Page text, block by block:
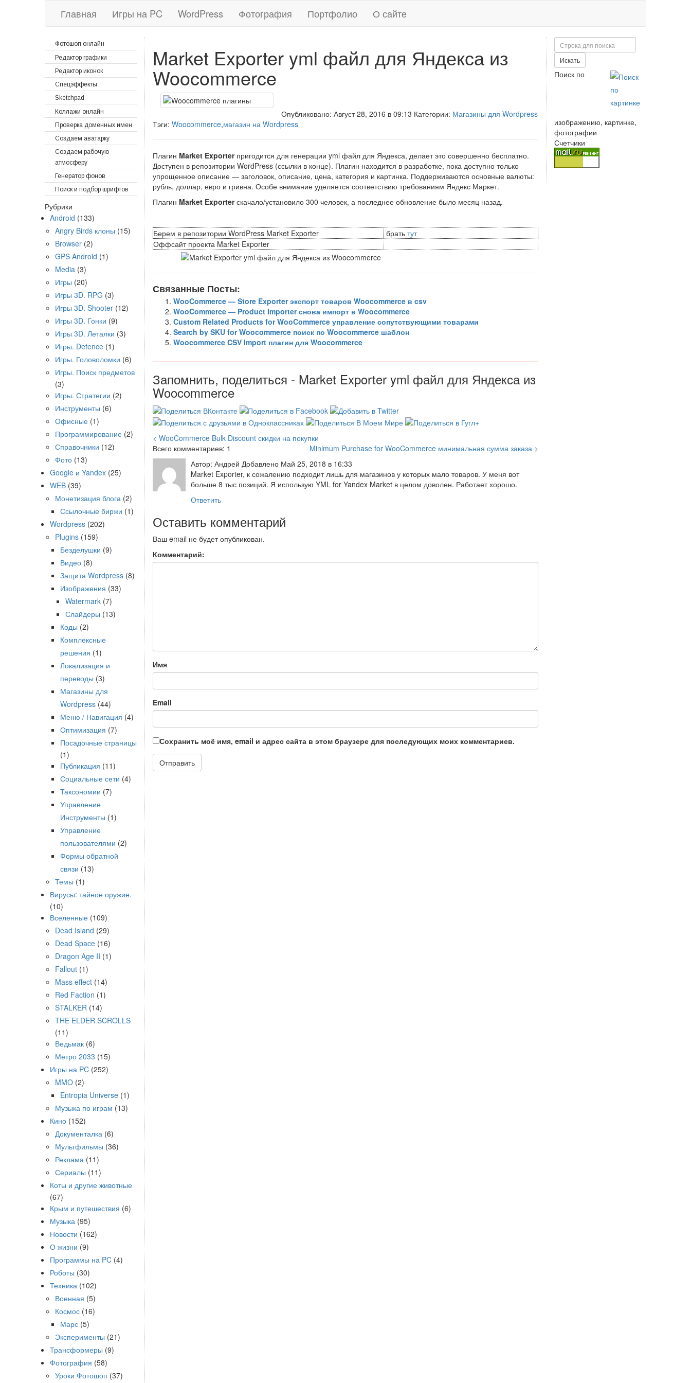
Главная Игры на PC WordPress Фотография Портфолио О сайте
Market Exporter yml файл для Яндекса из
Woocommerce
Опубликовано: Август 28, 2016 в 09:13 Категории: Магазины для Wordpress
Тэги: Woocommerce,магазин на Wordpress
Плагин Market Exporterпригодится для генерации yml файл для Яндекса, делает это совершенно бесплатно.
Доступен в репозитории WordPress (ссылки в конце). Плагин находится в разработке, пока доступно только
упрощенное описание — заголовок, описание, цена, категория и картинка. Поддерживаются основные валюты:
рубль, доллар, евро и гривна. Особе внимание уделяется соответствию требованиям Яндекс Маркет.
Плагин Market Exporterскачало/установило 300 человек, а последнее обновление было месяц назад.
Берем в репозитории WordPress Market Exporter брать тут
Оффсайт проекта Market Exporter
Связанные Посты:
WooCommerce — Store Exporter экспорт товаров Woocommerce в csv
WooCommerce — Product Importer снова импорт в Woocommerce
Custom Related Products for WooCommerce управление сопутствующими товарами
Search by SKU for Woocommerce поиск по Woocommerce шаблон
Woocommerce CSV Import плагин для Woocommerce
Запомнить, поделиться - Market Exporter yml файл для Яндекса из
Woocommerce
< WooCommerce Bulk Discount скидки на покупки
Minimum Purchase for WooCommerce минимальная сумма заказа >
Всего комментариев: 1
Автор: Андрей Добавлено Май 25, 2018 в 16:33
Market Exporter, к сожалению подходит лишь для магазинов у которых мало товаров. У меня вот
больше 8 тыс позиций. Я использую YML for Yandex Market в целом доволен. Работает хорошо.
Ответить
Оставить комментарий
Ваш email не будет опубликован.
Комментарий:
Имя
Email
Сохранить моё имя, email и адрес сайта в этом браузере для последующих моих комментариев.
Фотошоп онлайн
Редактор графики
Редактор иконок
Спецэффекты
Sketchpad
Коллажи онлайн
Проверка доменных имен
Создаем аватарку
Создаем рабочую
атмосферу
Генератор фонов
Поиск и подбор шрифтов
Рубрики
Android (133)
Angry Birds клоны (15)
Browser (2)
GPS Android (1)
Media (3)
Игры (20)
Игры 3D. RPG (3)
Игры 3D. Shooter (12)
Игры 3D. Гонки (9)
Игры 3D. Леталки (3)
Игры. Defence (1)
Игры. Головоломки (6)
Игры. Поиск предметов
(3)
Игры. Стратегии (2)
Инструменты (6)
Офисные (1)
Программирование (2)
Справочники (12)
Фото (13)
Google и Yandex (25)
WEB (39)
Монетизация блога (2)
Ссылочные биржи (1)
Wordpress (202)
Plugins (159)
Безделушки (9)
Видео (8)
Защита Wordpress (8)
Изображения (33)
Watermark (7)
Слайдеры (13)
Коды (2)
Комплексные
решения (1)
Локализация и
переводы (3)
Магазины для
Wordpress (44)
Меню / Навигация (4)
Оптимизация (7)
Посадочные страницы
(1)
Публикация (11)
Социальные сети (4)
Таксономии (7)
Управление
Инструменты (1)
Управление
пользователями (2)
Формы обратной
связи (13)
Темы (1)
Вирусы: тайное оружие.
(10)
Вселенные (109)
Dead Island (29)
Dead Space (16)
Dragon Age II (1)
Fallout (1)
Mass effect (14)
Red Faction (1)
STALKER (14)
THE ELDER SCROLLS
(11)
Ведьмак (6)
Метро 2033 (15)
Игры на PC (252)
MMO (2)
Entropia Universe (1)
Музыка по играм (13)
Кино (152)
Документалка (6)
Мультфильмы (36)
Реклама (11)
Сериалы (11)
Коты и другие животные
(67)
Крым и путешествия (6)
Музыка (95)
Новости (162)
О жизни (9)
Программы на PC (4)
Роботы (30)
Техника (102)
Военная (5)
Космос (16)
Марс (5)
Эксперименты (21)
Трансформеры (9)
Фотография (58)
Уроки Фотошоп (37)
Поиск
Искать
Поиск по
изображению, картинке,
фотографии
Счетчики